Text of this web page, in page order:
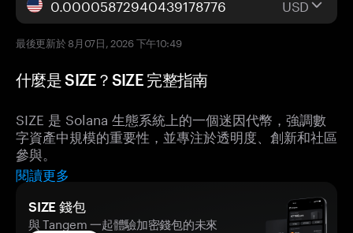
USD
最後更新於 8月07日, 2026 下午10:49
什麼是 SIZE？SIZE 完整指南
SIZE 是 Solana 生態系統上的一個迷因代幣，強調數
字資產中規模的重要性，並專注於透明度、創新和社區
參與。
閱讀更多
SIZE 錢包
與 Tangem 一起體驗加密錢包的未來